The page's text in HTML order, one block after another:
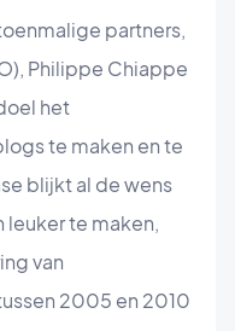
partners,
Philippe Chiappe
het
te maken en te
blijkt al de wens
te maken,
van
2005 en 2010